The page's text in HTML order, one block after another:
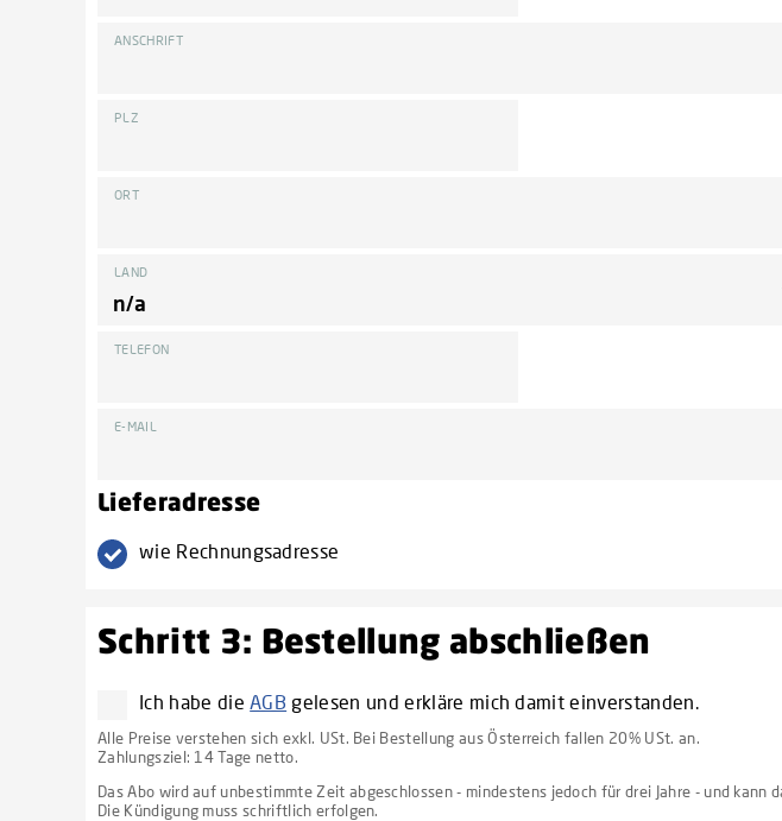
ANSCHRIFT
PLZ
ORT
LAND
TELEFON
E-MAIL
Lieferadresse
wie Rechnungsadresse
Schritt 3: Bestellung abschließen
Ich habe dieAGB gelesen und erkläre mich damit einverstanden.
Alle Preise verstehen sich exkl. USt. Bei Bestellung aus Österreich fallen 20% USt. an.
Zahlungsziel: 14 Tage netto.
Das Abo wird auf unbestimmte Zeit abgeschlossen - mindestens jedoch für drei Jahre - und
Die Kündigung muss schriftlich erfolgen.